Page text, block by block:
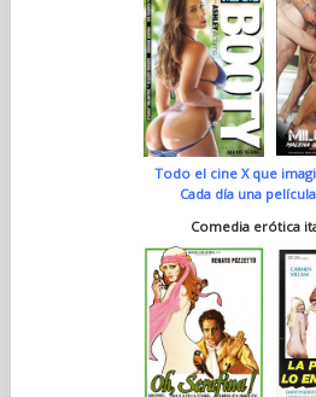
Todo el cine X que
Cada día una
Comedia erótica